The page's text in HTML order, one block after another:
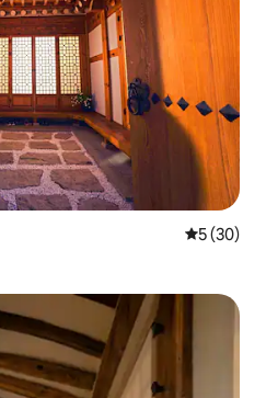
5 de uma
5 (30)